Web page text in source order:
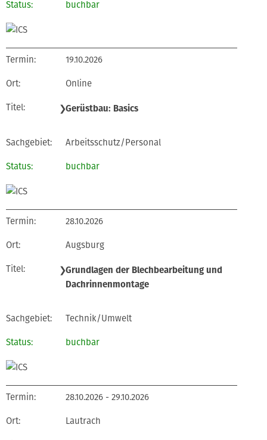
buchbar
19.10.2026
Online
❯Gerüstbau: Basics
Arbeitsschutz/Personal
buchbar
28.10.2026
Augsburg
❯Grundlagen der Blechbearbeitung und
Dachrinnenmontage
Technik/Umwelt
buchbar
28.10.2026 - 29.10.2026
Lautrach